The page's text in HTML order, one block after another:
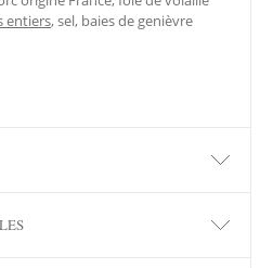
entiers, sel, baies de genièvre